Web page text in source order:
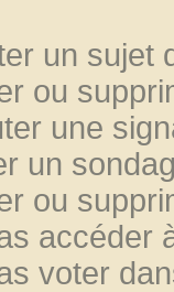
un sujet
ou
une
un
ou
accéder
voter